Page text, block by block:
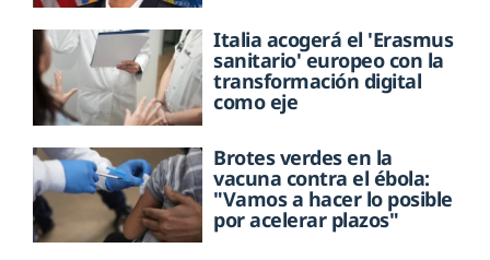
Italia acogerá el 'Erasmus
sanitario' europeo con la
transformación digital
como eje
Brotes verdes en la
vacuna contra el ébola:
"Vamos a hacer lo posible
por acelerar plazos"